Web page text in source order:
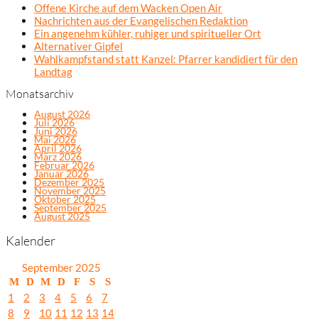
Offene Kirche auf dem Wacken Open Air
Nachrichten aus der Evangelischen Redaktion
Ein angenehm kühler, ruhiger und spiritueller Ort
Alternativer Gipfel
Wahlkampfstand statt Kanzel: Pfarrer kandidiert für den
Landtag
Monatsarchiv
August 2026
Juli 2026
Juni 2026
Mai 2026
April 2026
März 2026
Februar 2026
Januar 2026
Dezember 2025
November 2025
Oktober 2025
September 2025
August 2025
Kalender
September 2025
M D M D F S S
1 2 3 4 5 6
7
8
9 10 11 12 13 14